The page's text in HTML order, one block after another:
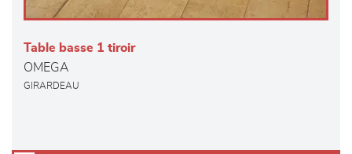
Table basse 1 tiroir
OMEGA
GIRARDEAU